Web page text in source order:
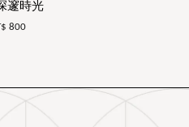
邃時光
800